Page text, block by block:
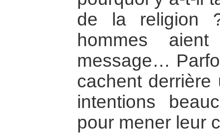
de la religion
hommes
message…
cachent
intentions
pour mener leur